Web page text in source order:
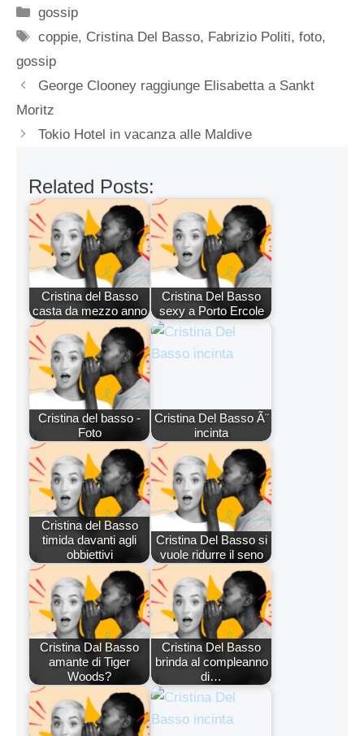
Categorie
gossip
Tag
coppie, Cristina Del Basso, Fabrizio Politi,foto,
gossip
George Clooney raggiunge Elisabetta a Sankt
Moritz
Tokio Hotel in vacanza alle Maldive
Related Posts:
Cristina del Basso
casta da mezzo anno
Cristina Del Basso
sexy a Porto Ercole
Cristina del basso -
Foto
Cristina Del Basso Ã¨
incinta
Cristina del Basso
timida davanti agli
obbiettivi
Cristina Del Basso si
vuole ridurre il seno
Cristina Dal Basso
amante di Tiger
Woods?
Cristina Del Basso
brinda al compleanno
di…